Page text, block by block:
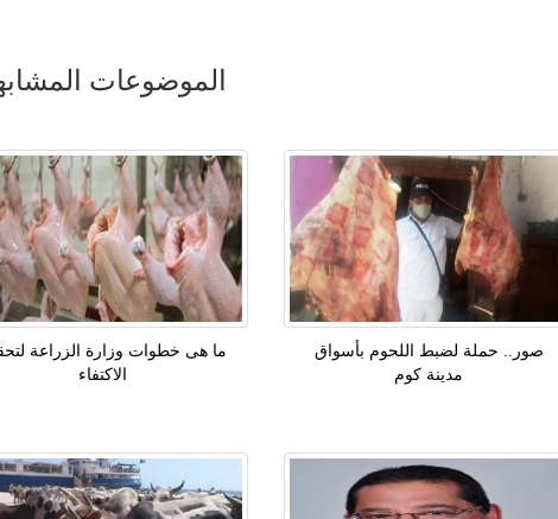
الموضوعات
ما هى خطوات وزارة الزراعة
الاكتفاء
صور.. حملة لضبط اللحوم بأسواق
مدينة كوم